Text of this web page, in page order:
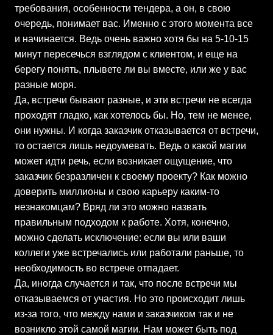
требования, особенности тендера, а он, в свою
очередь, понимает вас. Именно с этого момента все
и начинается. Ведь очень важно хотя бы на 5-10-15
минут пересечься взглядом с клиентом, и еще на
берегу понять, плывете ли вы вместе, или же у вас
разные моря.
Да, встречи бывают разные, и эти встречи не всегда
проходят гладко, как хотелось бы. Но, тем не менее,
они нужны. И когда заказчик отказывается от встречи,
то остается лишь недоумевать. Ведь о какой магии
может идти речь, если возникает ощущение, что
заказчик безразличен к своему проекту? Как можно
доверить миллионы и свою карьеру каким-то
незнакомцам? Вряд ли это можно назвать
правильным подходом к работе. Хотя, конечно,
можно сделать исключение: если вы или ваши
коллеги уже встречались или работали раньше, то
необходимость во встрече отпадает.
Да, иногда случается и так, что после встречи мы
отказываемся от участия. Но это происходит лишь
из-за того, что между нами и заказчиком так и не
возникло этой самой магии. Нам может быть под